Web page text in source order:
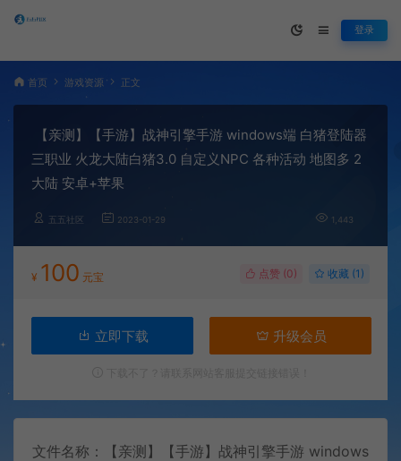
登录
首页 游戏资源 正文
【亲测】【手游】战神引擎手游 windows端 白猪登陆器
三职业 火龙大陆白猪3.0 自定义NPC 各种活动 地图多 2
大陆 安卓+苹果
五五社区 2023-01-29 1,443
¥ 100 元宝 点赞 (0) 收藏 (1)
立即下载 升级会员
文件名称：【亲测】【手游】战神引擎手游 windows